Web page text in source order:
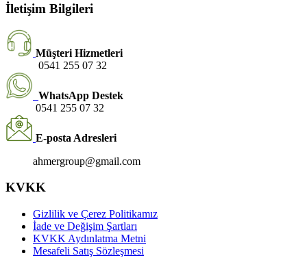
İletişim Bilgileri
Müşteri Hizmetleri
0541 255 07 32
WhatsApp Destek
0541 255 07 32
E-posta Adresleri
ahmergroup@gmail.com
KVKK
Gizlilik ve Çerez Politikamız
İade ve Değişim Şartları
KVKK Aydınlatma Metni
Mesafeli Satış Sözleşmesi